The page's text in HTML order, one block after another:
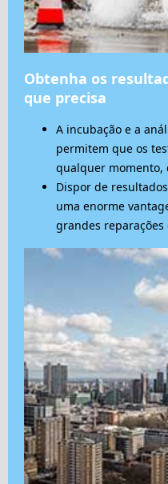
Obtenha os
que precisa
A incubação e a
permitem que os
qualquer momento,
Dispor de
uma enorme
grandes